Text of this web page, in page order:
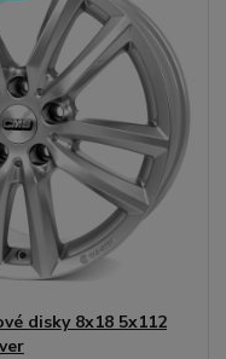
disky 8x18 5x112